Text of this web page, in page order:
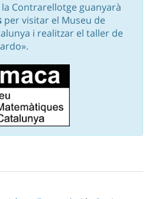
Contrarellotge guanyarà
per visitar el Museu de
i realitzar el taller de